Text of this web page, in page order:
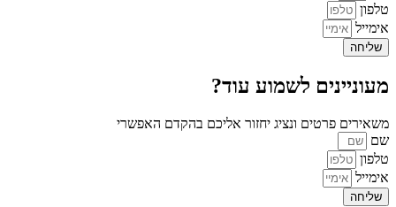
טלפון
אימייל
שליחה
מעוניינים לשמוע עוד?
משאירים פרטים ונציג יחזור אליכם בהקדם האפשרי
שם
טלפון
אימייל
שליחה